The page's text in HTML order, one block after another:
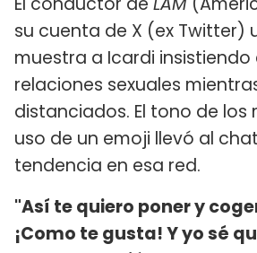
su cuenta de X (ex Twitter)
muestra a Icardi insistiendo
relaciones sexuales
distanciados. El tono de los
uso de un emoji llevó al
tendencia en esa red.
"Así te quiero poner y
¡Como te gusta! Y yo sé